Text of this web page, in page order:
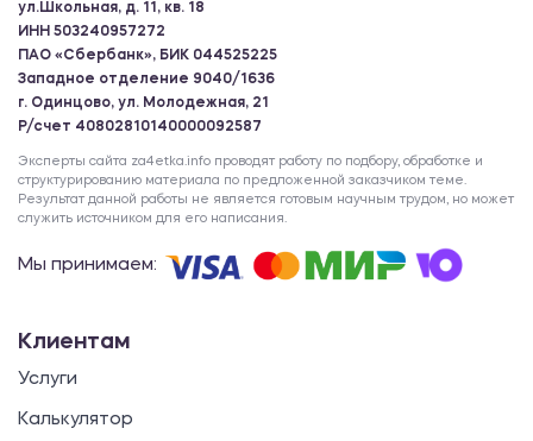
ул.Школьная, д. 11, кв. 18
ИНН 503240957272
ПАО «Сбербанк», БИК 044525225
Западное отделение 9040/1636
г. Одинцово, ул. Молодежная, 21
Р/счет 40802810140000092587
Эксперты сайта za4etka.info проводят работу по подбору, обработке и
структурированию материала по предложенной заказчиком теме.
Результат данной работы не является готовым научным трудом, но может
служить источником для его написания.
Мы принимаем:
Клиентам
Услуги
Калькулятор